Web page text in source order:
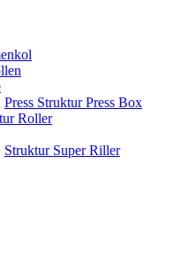
Press Struktur Press Box
Roller
Struktur Super Riller